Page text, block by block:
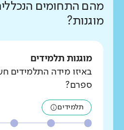
מהם התחומים
מוגנות?
מוגנות תלמידים
באיזו מידה התלמידים
ספרם?
תלמידים